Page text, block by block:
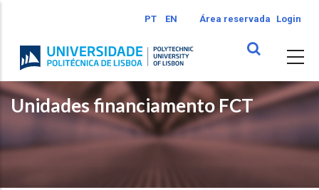
conteúdo
principal
PT EN Área reservada Login
Unidades financiamento FCT